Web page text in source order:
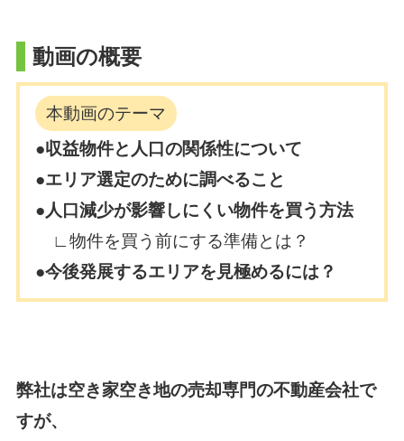
動画の概要
本動画のテーマ
●収益物件と人口の関係性について
●エリア選定のために調べること
●人口減少が影響しにくい物件を買う方法
∟物件を買う前にする準備とは？
●今後発展するエリアを見極めるには？
弊社は空き家空き地の売却専門の不動産会社で
すが、